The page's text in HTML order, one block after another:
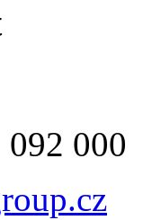
000